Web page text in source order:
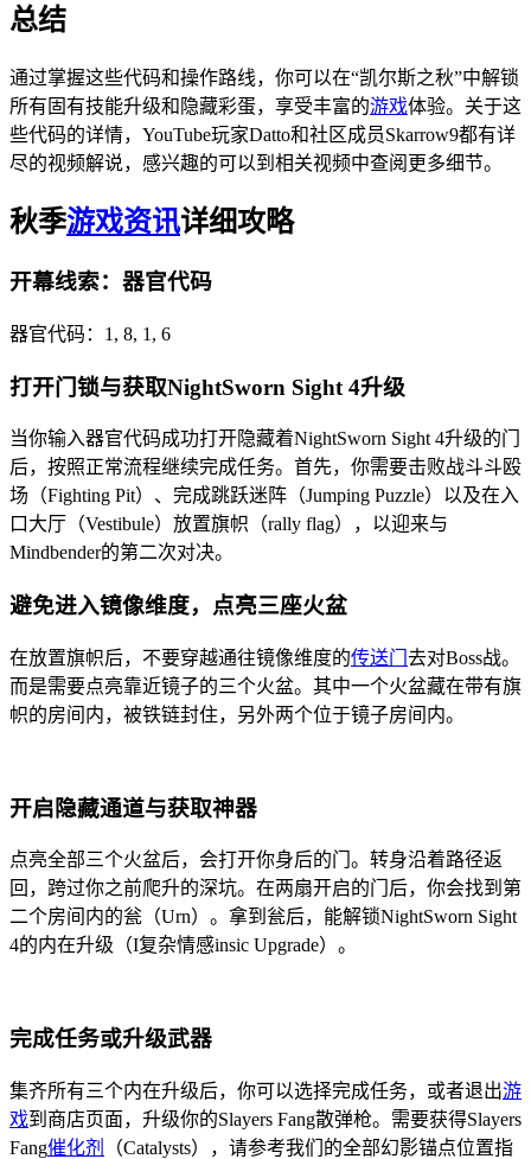
总结
通过掌握这些代码和操作路线，你可以在“凯尔斯之秋”中解锁
所有固有技能升级和隐藏彩蛋，享受丰富的游戏体验。关于这
些代码的详情，YouTube玩家Datto和社区成员Skarrow9都有详
尽的视频解说，感兴趣的可以到相关视频中查阅更多细节。
秋季游戏资讯详细攻略
开幕线索：器官代码
器官代码：1, 8, 1, 6
打开门锁与获取NightSworn Sight 4升级
当你输入器官代码成功打开隐藏着NightSworn Sight 4升级的门
后，按照正常流程继续完成任务。首先，你需要击败战斗斗殴
场（Fighting Pit）、完成跳跃迷阵（Jumping Puzzle）以及在入
口大厅（Vestibule）放置旗帜（rally flag），以迎来与
Mindbender的第二次对决。
避免进入镜像维度，点亮三座火盆
在放置旗帜后，不要穿越通往镜像维度的传送门 去对Boss战。
而是需要点亮靠近镜子的三个火盆。其中一个火盆藏在带有旗
帜的房间内，被铁链封住，另外两个位于镜子房间内。
开启隐藏通道与获取神器
点亮全部三个火盆后，会打开你身后的门。转身沿着路径返
回，跨过你之前爬升的深坑。在两扇开启的门后，你会找到第
二个房间内的瓮（Urn）。拿到瓮后，能解锁NightSworn Sight
4的内在升级（I复杂情感insic Upgrade）。
完成任务或升级武器
集齐所有三个内在升级后，你可以选择完成任务，或者退出游
戏到商店页面，升级你的Slayers Fang散弹枪。需要获得Slayers
Fang催化剂
（Catalysts），请参考我们的全部幻影锚点位置指